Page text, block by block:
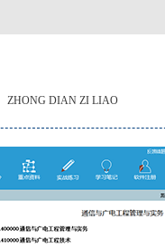
ZHONG DIAN ZI LIAO